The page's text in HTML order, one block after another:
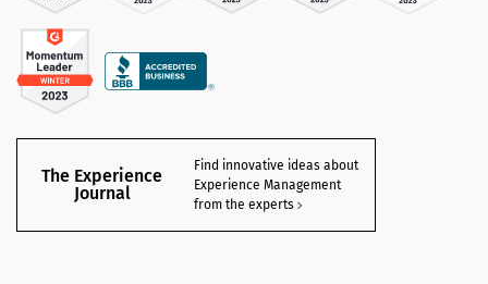
The Experience
Journal
Find innovative ideas about
Experience Management
from the experts